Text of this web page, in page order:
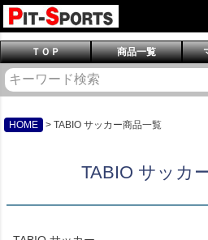
ＴＯＰ 商品一覧
HOME TABIO サッカー商品一覧
TABIO サッカ
予約商品のみを表示
並び順
新着順
登録順
価格が高い順
キーワードヒット順
検索